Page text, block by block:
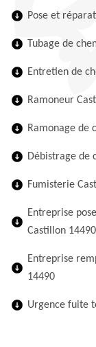
Pose et
Tubage de
Entretien de
Ramoneur
Ramonage de
Débistrage de
Fumisterie
Entreprise
Castillon 14490
Entreprise
14490
Urgence fuite